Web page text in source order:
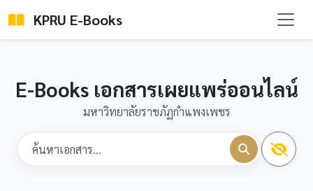
KPRU E-Books
E-Books เอกสารเผยแพร่ออนไลน์
มหาวิทยาลัยราชภัฏกำแพงเพชร